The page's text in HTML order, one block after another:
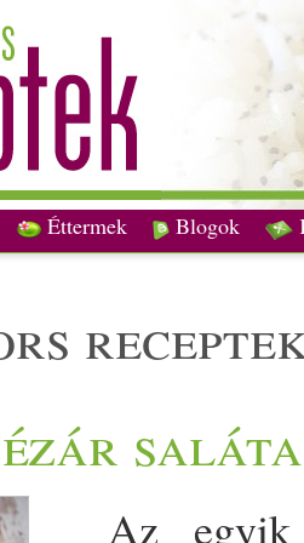
Éttermek Blogok
saláta
Az egyik